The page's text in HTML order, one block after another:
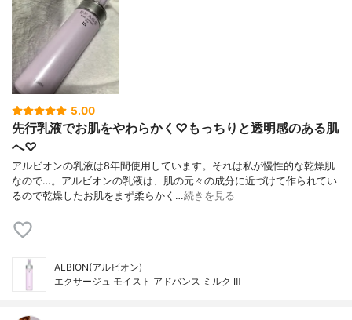
5.00
先行乳液でお肌をやわらかく♡もっちりと透明感のある肌
へ♡
アルビオンの乳液は8年間使用しています。それは私が慢性的な乾燥肌
なので…。アルビオンの乳液は、肌の元々の成分に近づけて作られてい
るので乾燥したお肌をまず柔らかく…続きを見る
ALBION(アルビオン)
エクサージュ モイスト アドバンス ミルク Ⅲ